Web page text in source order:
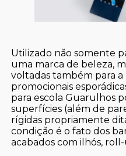
Utilizado não somente
uma marca de beleza,
voltadas também para
promocionais
para escola Guarulhos
superfícies (além de
rígidas propriamente
condição é o fato dos
acabados com ilhós,